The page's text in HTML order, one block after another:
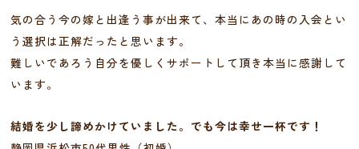
気の合う今の嫁と出逢う事が出来て、本当にあの時の入会とい
う選択は正解だったと思います。
難しいであろう自分を優しくサポートして頂き本当に感謝して
います。
結婚を少し諦めかけていました。でも今は幸せ一杯です！